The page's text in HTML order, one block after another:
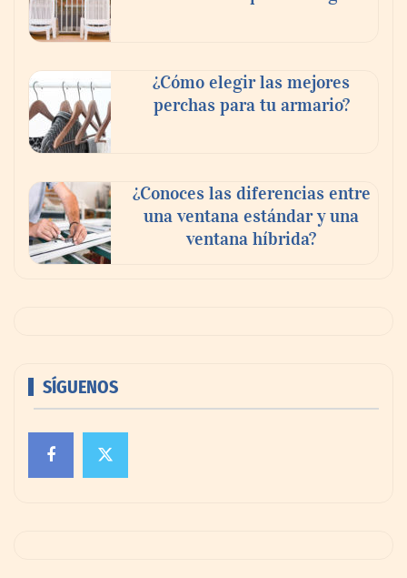
¿Cómo elegir las mejores
perchas para tu armario?
¿Conoces las diferencias entre
una ventana estándar y una
ventana híbrida?
SÍGUENOS